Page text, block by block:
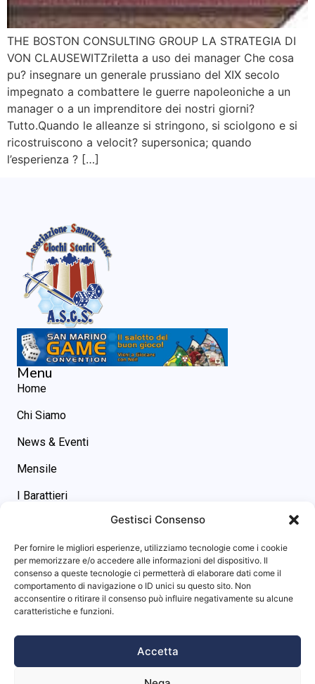
Gestisci Consenso
Per fornire le migliori esperienze, utilizziamo tecnologie come i cookie
per memorizzare e/o accedere alle informazioni del dispositivo. Il
consenso a queste tecnologie ci permetterà di elaborare dati come il
comportamento di navigazione o ID unici su questo sito. Non
acconsentire o ritirare il consenso può influire negativamente su alcune
caratteristiche e funzioni.
Accetta
THE BOSTON CONSULTING GROUP LA STRATEGIA DI
VON CLAUSEWITZriletta a uso dei manager Che cosa
pu? insegnare un generale prussiano del XIX secolo
impegnato a combattere le guerre napoleoniche a un
manager o a un imprenditore dei nostri giorni?
Tutto.Quando le alleanze si stringono, si sciolgono e si
ricostruiscono a velocit? supersonica; quando
l’esperienza ? […]
Menu
Home
Chi Siamo
News & Eventi
Mensile
I Barattieri
asgs@omniway.sm
Piazza M. Tini, 7 - 47891 -
Dogana (RSM)
Info sito